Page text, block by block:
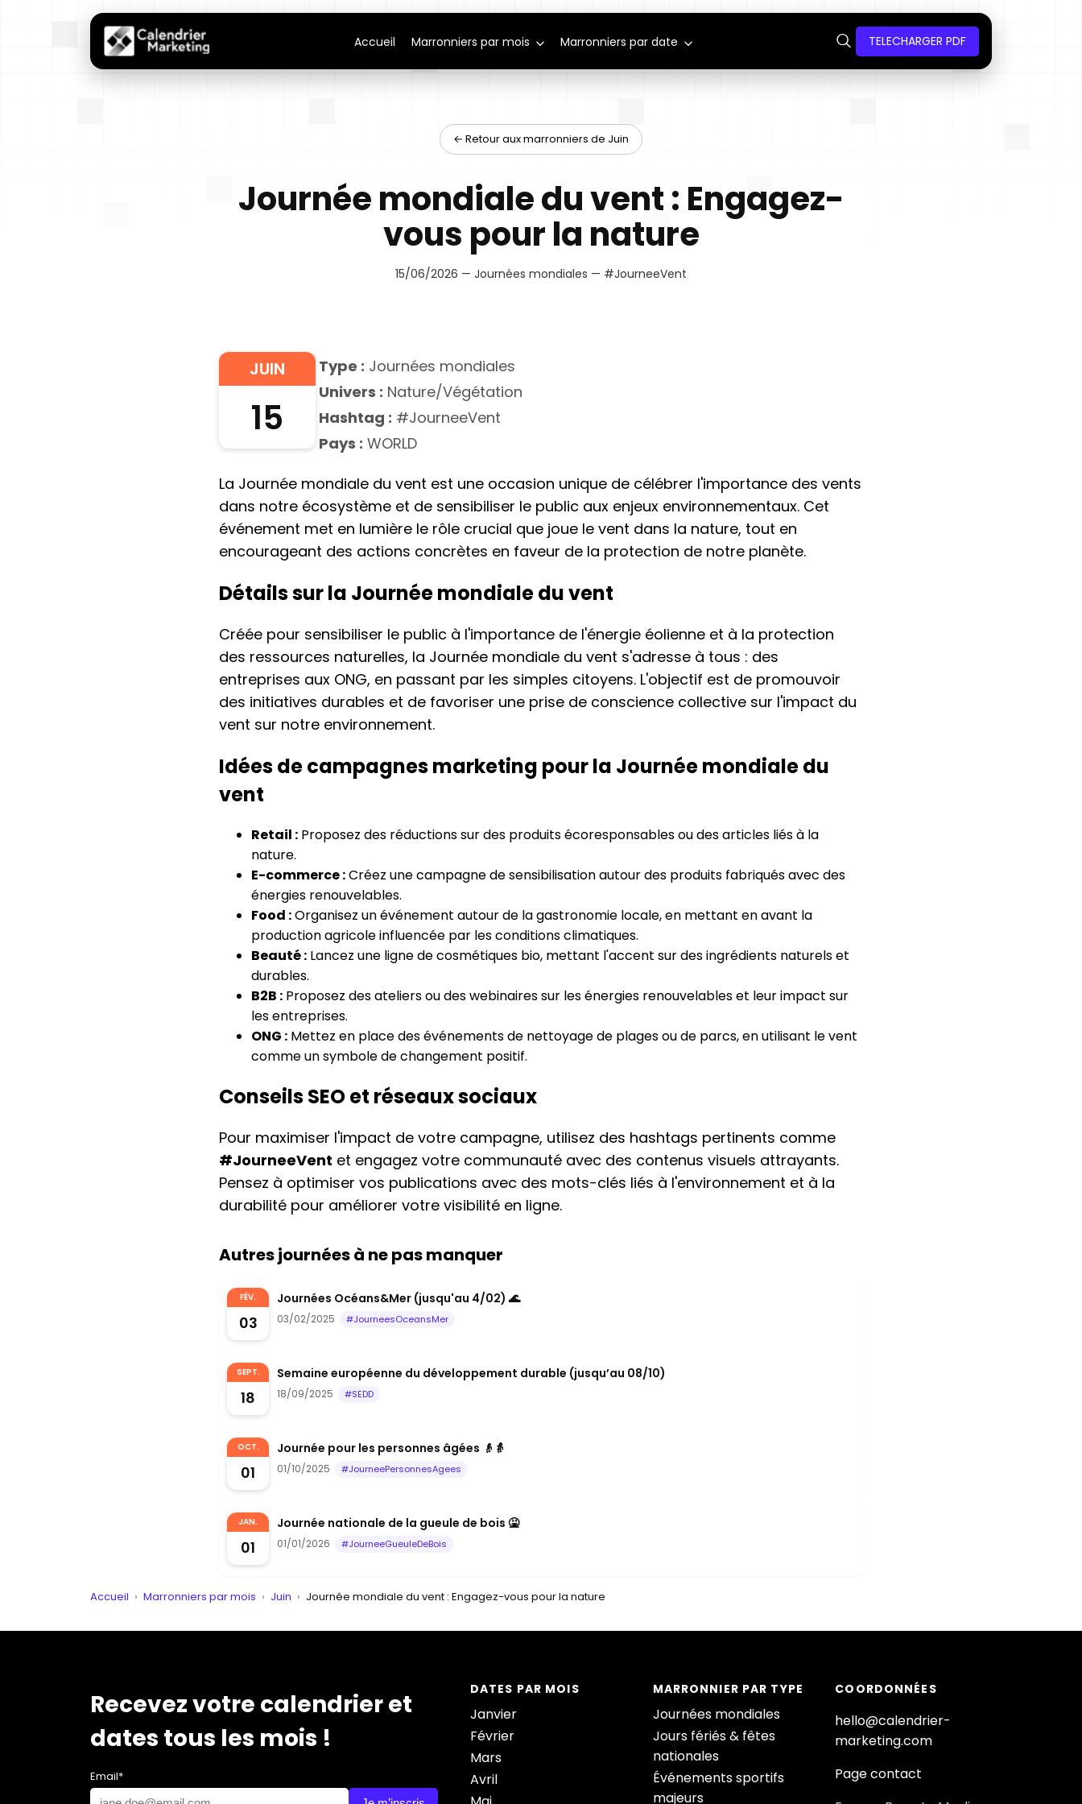
Accueil Marronniers par mois Marronniers par date TELECHARGER PDF
← Retour aux marronniers de Juin
Journée mondiale du vent : Engagez-
vous pour la nature
15/06/2026 — Journées mondiales — #JourneeVent
JUIN
15
Type : Journées mondiales
Univers : Nature/Végétation
Hashtag : #JourneeVent
Pays : WORLD
La Journée mondiale du vent est une occasion unique de célébrer l'importance des vents
dans notre écosystème et de sensibiliser le public aux enjeux environnementaux. Cet
événement met en lumière le rôle crucial que joue le vent dans la nature, tout en
encourageant des actions concrètes en faveur de la protection de notre planète.
Détails sur la Journée mondiale du vent
Créée pour sensibiliser le public à l'importance de l'énergie éolienne et à la protection
des ressources naturelles, la Journée mondiale du vent s'adresse à tous : des
entreprises aux ONG, en passant par les simples citoyens. L'objectif est de promouvoir
des initiatives durables et de favoriser une prise de conscience collective sur l'impact du
vent sur notre environnement.
Idées de campagnes marketing pour la Journée mondiale du
vent
Retail : Proposez des réductions sur des produits écoresponsables ou des articles liés à la
nature.
E-commerce :Créez une campagne de sensibilisation autour des produits fabriqués avec des
énergies renouvelables.
Food :Organisez un événement autour de la gastronomie locale, en mettant en avant la
production agricole influencée par les conditions climatiques.
Beauté : Lancez une ligne de cosmétiques bio, mettant l'accent sur des ingrédients naturels et
durables.
B2B : Proposez des ateliers ou des webinaires sur les énergies renouvelables et leur impact sur
les entreprises.
ONG : Mettez en place des événements de nettoyage de plages ou de parcs, en utilisant le vent
comme un symbole de changement positif.
Conseils SEO et réseaux sociaux
Pour maximiser l'impact de votre campagne, utilisez des hashtags pertinents comme
#JourneeVent et engagez votre communauté avec des contenus visuels attrayants.
Pensez à optimiser vos publications avec des mots-clés liés à l'environnement et à la
durabilité pour améliorer votre visibilité en ligne.
Autres journées à ne pas manquer
FÉV.
03
Journées Océans&Mer (jusqu'au 4/02) 🌊
03/02/2025 #JourneesOceansMer
SEPT.
18
Semaine européenne du développement durable (jusqu’au 08/10)
18/09/2025 #SEDD
OCT.
01
Journée pour les personnes âgées 👴👵
01/10/2025 #JourneePersonnesAgees
JAN.
01
Journée nationale de la gueule de bois 🤮
01/01/2026 #JourneeGueuleDeBois
Accueil › Marronniers par mois › Juin › Journée mondiale du vent : Engagez-vous pour la nature
Recevez votre calendrier et
dates tous les mois !
Email*
DATES PAR MOIS
Janvier
Février
Mars
Avril
MARRONNIER PAR TYPE
Journées mondiales
Jours fériés & fêtes
nationales
Événements sportifs
majeurs
COORDONNÉES
hello@calendrier-
marketing.com
Page contact